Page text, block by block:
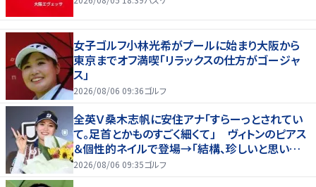
女子ゴルフ小林光希がプールに始まり大阪から
東京までオフ満喫「リラックスの仕方がゴージャ
ス」
2026/08/06 09:36ゴルフ
全英Ｖ桑木志帆に安住アナ「すらーっとされてい
て。足首とかものすごく細くて」 ヴィトンのピアス
＆個性的ネイルで登場→「結構、珍しいと思いま
す」
2026/08/06 09:35ゴルフ